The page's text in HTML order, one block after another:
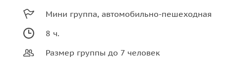
Мини группа, автомобильно-пешеходная
8 ч.
Размер группы до 7 человек